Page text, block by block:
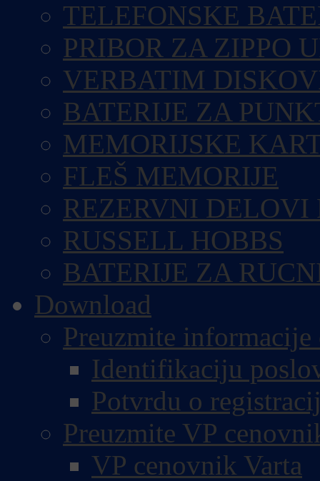
TELEFONSKE
PRIBOR ZA ZIPPO
VERBATIM
BATERIJE ZA
MEMORIJSKE
FLEŠ MEMORIJE
REZERVNI DELOVI
RUSSELL HOBBS
BATERIJE ZA
Download
Preuzmite
Identifikaciju
Potvrdu o
Preuzmite VP
VP cenovnik Varta